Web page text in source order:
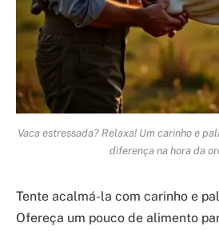
Vaca estressada? Relaxa! Um carinho e
diferença na hora da
Tente acalmá-la com carinho e
Ofereça um pouco de alimento